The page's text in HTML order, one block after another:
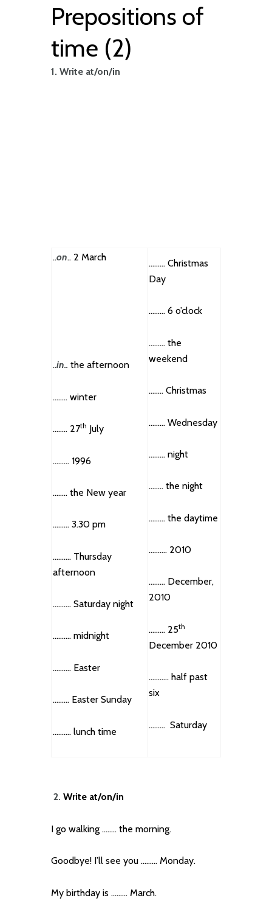
Prepositions of
time (2)
1. Write at/on/in
..on.. 2 March
..in.. the afternoon
…….. winter
…….. 27th July
……… 1996
…….. the New year
……… 3.30 pm
………. Thursday
afternoon
………. Saturday night
………. midnight
………. Easter
……… Easter Sunday
………. lunch time
……… Christmas
Day
……… 6 o’clock
……… the
weekend
…….. Christmas
……… Wednesday
……… night
…….. the night
……… the daytime
………. 2010
……… December,
2010
……… 25th
December 2010
……….. half past
six
……… Saturday
2. Write at/on/in
I go walking …….. the morning.
Goodbye! I’ll see you ……… Monday.
My birthday is ……… March.